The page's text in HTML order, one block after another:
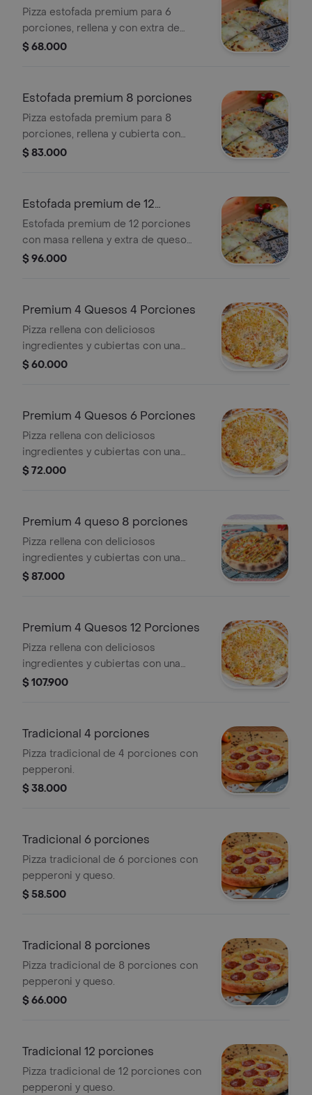
Pizza estofada premium para 6
porciones, rellena y con extra de
queso gratinado en la masa superior.
$ 68.000
Estofada premium 8 porciones
Pizza estofada premium para 8
porciones, rellena y cubierta con
queso gratinado.
$ 83.000
Estofada premium de 12
porciones
Estofada premium de 12 porciones
con masa rellena y extra de queso
gratinado en la parte superior.
$ 96.000
Premium 4 Quesos 4 Porciones
Pizza rellena con deliciosos
ingredientes y cubiertas con una
crocante masa con queso crema,
$ 60.000
Premium 4 Quesos 6 Porciones
Pizza rellena con deliciosos
ingredientes y cubiertas con una
crocante masa con queso crema,
$ 72.000
Premium 4 queso 8 porciones
Pizza rellena con deliciosos
ingredientes y cubiertas con una
crocante masa con queso crema,
$ 87.000
Premium 4 Quesos 12 Porciones
Pizza rellena con deliciosos
ingredientes y cubiertas con una
crocante masa con queso crema,
$ 107.900
Tradicional 4 porciones
Pizza tradicional de 4 porciones con
pepperoni.
$ 38.000
Tradicional 6 porciones
Pizza tradicional de 6 porciones con
pepperoni y queso.
$ 58.500
Tradicional 8 porciones
Pizza tradicional de 8 porciones con
pepperoni y queso.
$ 66.000
Tradicional 12 porciones
Pizza tradicional de 12 porciones con
pepperoni y queso.